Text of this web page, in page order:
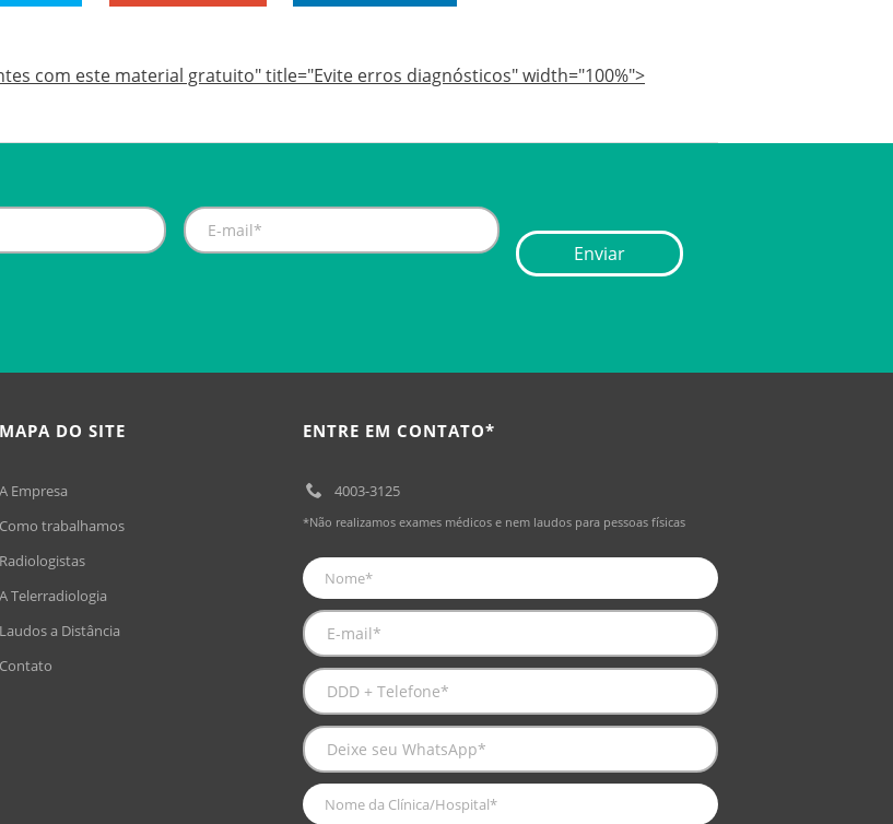
com este material gratuito" title="Evite erros diagnósticos" width="100%">
MAPA DO SITE
A Empresa
Como trabalhamos
Radiologistas
A Telerradiologia
Laudos a Distância
Contato
ENTRE EM CONTATO*
4003-3125
*Não realizamos exames médicos e nem laudos para pessoas físicas